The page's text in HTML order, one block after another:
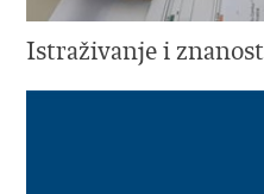
Istraživanje i znanost